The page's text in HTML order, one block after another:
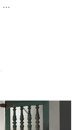
…
ー＞ 【催行決定！】